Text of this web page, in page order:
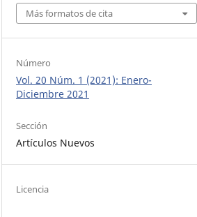
Más formatos de cita
Número
Vol. 20 Núm. 1 (2021): Enero-
Diciembre 2021
Sección
Artículos Nuevos
Licencia